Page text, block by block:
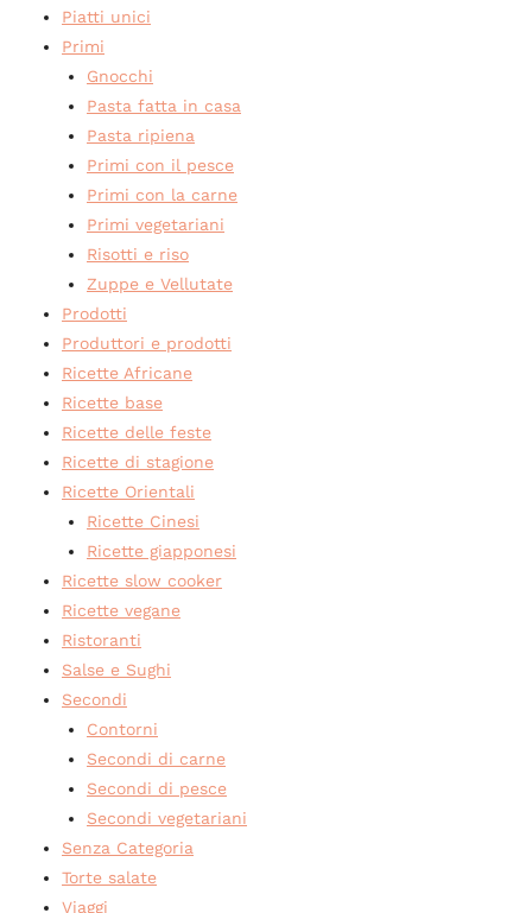
Piatti unici
Primi
Gnocchi
Pasta fatta in casa
Pasta ripiena
Primi con il pesce
Primi con la carne
Primi vegetariani
Risotti e riso
Zuppe e Vellutate
Prodotti
Produttori e prodotti
Ricette Africane
Ricette base
Ricette delle feste
Ricette di stagione
Ricette Orientali
Ricette Cinesi
Ricette giapponesi
Ricette slow cooker
Ricette vegane
Ristoranti
Salse e Sughi
Secondi
Contorni
Secondi di carne
Secondi di pesce
Secondi vegetariani
Senza Categoria
Torte salate
Viaggi